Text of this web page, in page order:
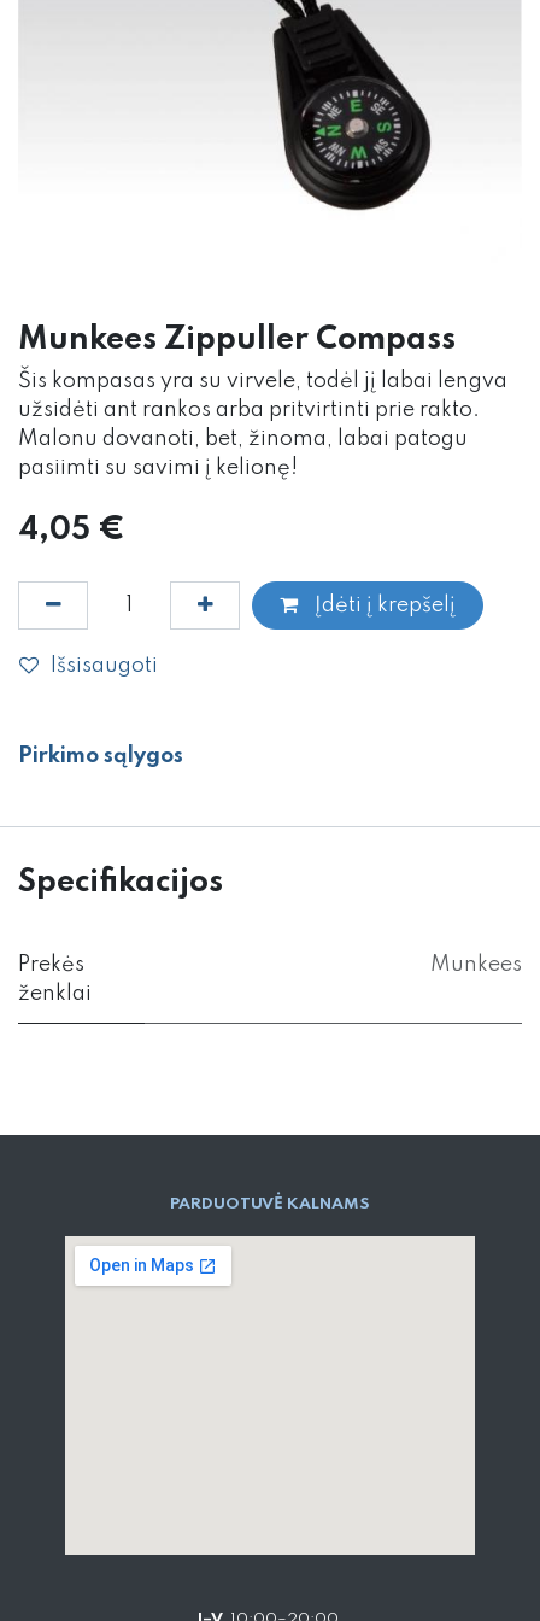
Munkees Zippuller Compass
Šis kompasas yra su virvele, todėl jį labai lengva
užsidėti ant rankos arba pritvirtinti prie rakto.
Malonu dovanoti, bet, žinoma, labai patogu
pasiimti su savimi į kelionę!
4,05 €
Įdėti į krepšelį
Išsisaugoti
Pirkimo sąlygos
Specifikacijos
Prekės
ženklai
Munkees
PARD​UOTUVĖ​ KALNAMS